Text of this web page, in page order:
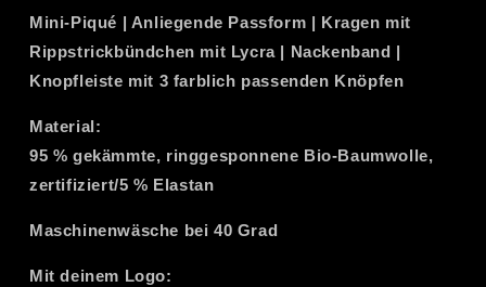
Mini-Piqué | Anliegende Passform | Kragen mit
Rippstrickbündchen mit Lycra | Nackenband |
Knopfleiste mit 3 farblich passenden Knöpfen
Material:
95 % gekämmte, ringgesponnene Bio-Baumwolle,
zertifiziert/5 % Elastan
Maschinenwäsche bei 40 Grad
Mit deinem Logo: